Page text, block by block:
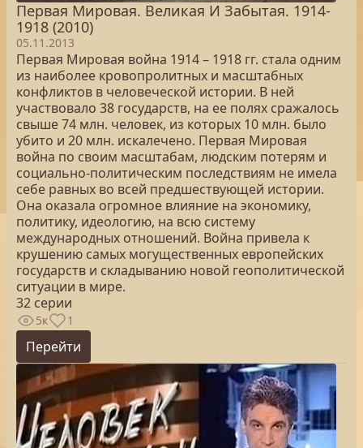
Первая Мировая. Великая И Забытая. 1914-
1918 (2010)
05.11.2013
Первая Мировая война 1914 – 1918 гг. стала одним
из наиболее кровопролитных и масштабных
конфликтов в человеческой истории. В ней
участвовало 38 государств, на ее полях сражалось
свыше 74 млн. человек, из которых 10 млн. было
убито и 20 млн. искалечено. Первая Мировая
война по своим масштабам, людским потерям и
социально-политическим последствиям не имела
себе равных во всей предшествующей истории.
Она оказала огромное влияние на экономику,
политику, идеологию, на всю систему
международных отношений. Война привела к
крушению самых могущественных европейских
государств и складыванию новой геополитической
ситуации в мире.
32 серии
5к 1
Перейти